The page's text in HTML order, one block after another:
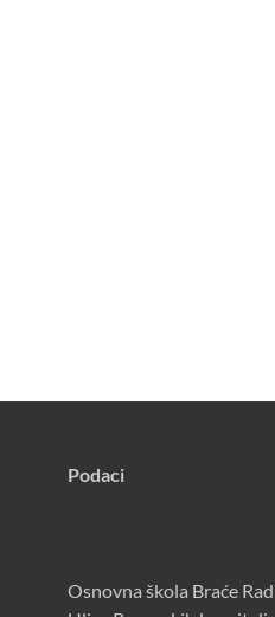
Podaci
Osnovna škola Braće